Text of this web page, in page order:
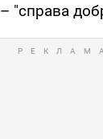
"справа